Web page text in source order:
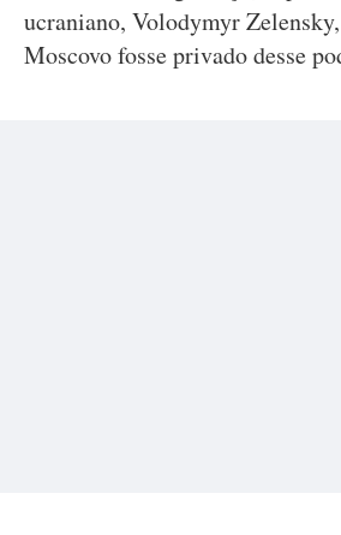
ucraniano, Volodymyr
Moscovo fosse privado desse